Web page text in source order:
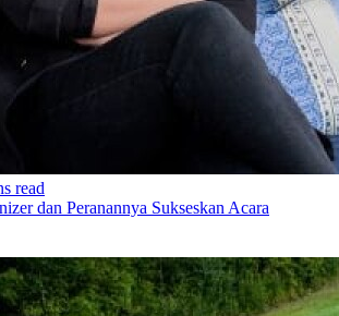
read
dan Peranannya Sukseskan Acara